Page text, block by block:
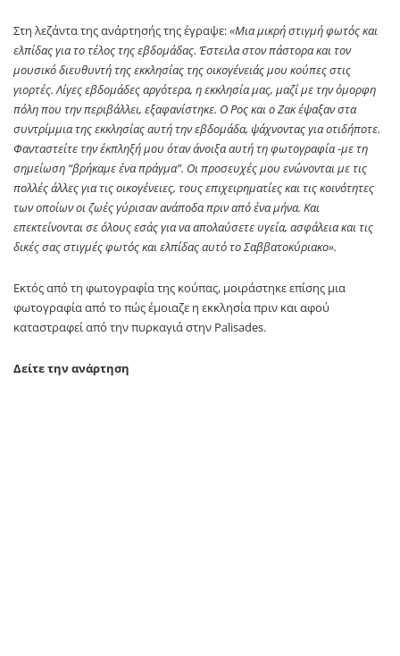
Στη λεζάντα της ανάρτησής της έγραψε:«Μια μικρή στιγμή φωτός και
ελπίδας για το τέλος της εβδομάδας. Έστειλα στον πάστορα και τον
μουσικό διευθυντή της εκκλησίας της οικογένειάς μου κούπες στις
γιορτές. Λίγες εβδομάδες αργότερα, η εκκλησία μας, μαζί με την όμορφη
πόλη που την περιβάλλει, εξαφανίστηκε. Ο Ρος και ο Ζακ έψαξαν στα
συντρίμμια της εκκλησίας αυτή την εβδομάδα, ψάχνοντας για οτιδήποτε.
Φανταστείτε την έκπληξή μου όταν άνοιξα αυτή τη φωτογραφία -με τη
σημείωση “βρήκαμε ένα πράγμα”. Οι προσευχές μου ενώνονται με τις
πολλές άλλες για τις οικογένειες, τους επιχειρηματίες και τις κοινότητες
των οποίων οι ζωές γύρισαν ανάποδα πριν από ένα μήνα. Και
επεκτείνονται σε όλους εσάς για να απολαύσετε υγεία, ασφάλεια και τις
δικές σας στιγμές φωτός και ελπίδας αυτό το Σαββατοκύριακο».
Εκτός από τη φωτογραφία της κούπας, μοιράστηκε επίσης μια
φωτογραφία από το πώς έμοιαζε η εκκλησία πριν και αφού
καταστραφεί από την πυρκαγιά στην Palisades.
Δείτε την ανάρτηση